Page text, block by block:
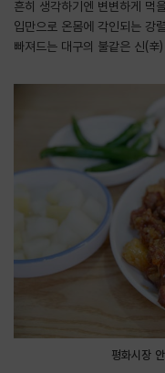
흔히 생각하기엔 변변하게 먹
입만으로 온몸에 각인되는 강
빠져드는 대구의 불같은 신(辛
평화시장